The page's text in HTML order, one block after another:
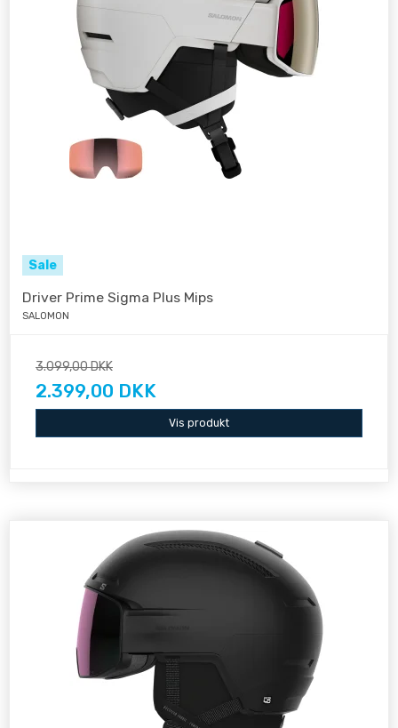
Sale
Driver Prime Sigma Plus Mips
SALOMON
3.099,00 DKK
2.399,00 DKK
Vis produkt